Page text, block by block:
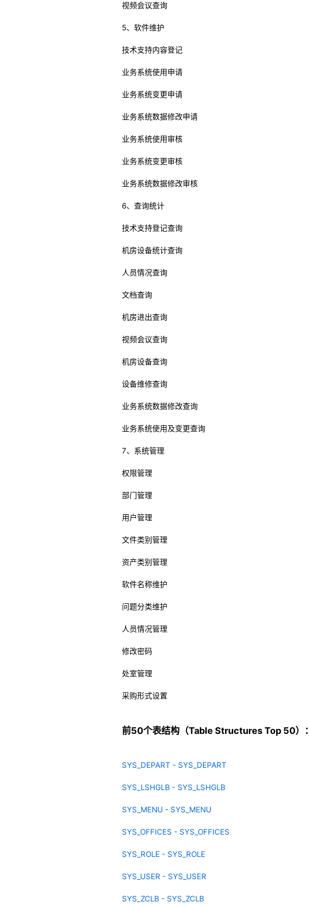
视频会议查询
5、软件维护
技术支持内容登记
业务系统使用申请
业务系统变更申请
业务系统数据修改申请
业务系统使用审核
业务系统变更审核
业务系统数据修改审核
6、查询统计
技术支持登记查询
机房设备统计查询
人员情况查询
文档查询
机房进出查询
视频会议查询
机房设备查询
设备维修查询
业务系统数据修改查询
业务系统使用及变更查询
7、系统管理
权限管理
部门管理
用户管理
文件类别管理
资产类别管理
软件名称维护
问题分类维护
人员情况管理
修改密码
处室管理
采购形式设置
前50个表结构（Table Structures Top 50）：
SYS_DEPART - SYS_DEPART
SYS_LSHGLB - SYS_LSHGLB
SYS_MENU - SYS_MENU
SYS_OFFICES - SYS_OFFICES
SYS_ROLE - SYS_ROLE
SYS_USER - SYS_USER
SYS_ZCLB - SYS_ZCLB